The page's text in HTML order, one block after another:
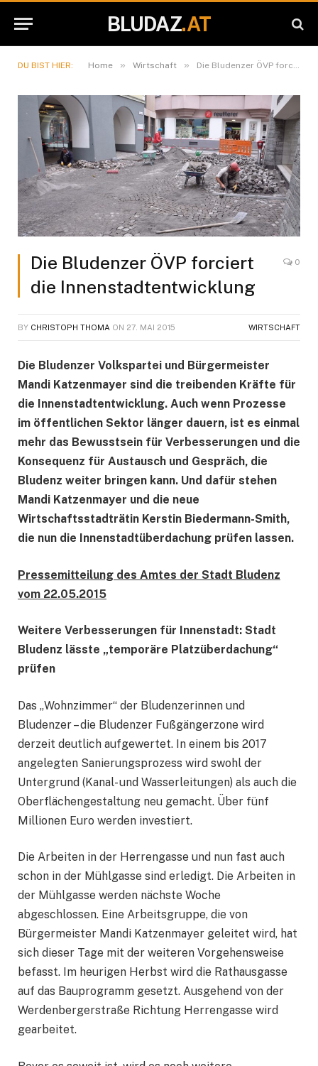
BLUDAZ.AT
DU BIST HIER: Home » Wirtschaft » Die Bludenzer ÖVP forciert die Innenstadtentwicklung
Die Bludenzer ÖVP forciert
die Innenstadtentwicklung
0
BY CHRISTOPH THOMA ON 27. MAI 2015 WIRTSCHAFT
Die Bludenzer Volkspartei und Bürgermeister
Mandi Katzenmayer sind die treibenden Kräfte für
die Innenstadtentwicklung. Auch wenn Prozesse
im öffentlichen Sektor länger dauern, ist es einmal
mehr das Bewusstsein für Verbesserungen und die
Konsequenz für Austausch und Gespräch, die
Bludenz weiter bringen kann. Und dafür stehen
Mandi Katzenmayer und die neue
Wirtschaftsstadträtin Kerstin Biedermann-Smith,
die nun die Innenstadtüberdachung prüfen lassen.
Pressemitteilung des Amtes der Stadt Bludenz
vom 22.05.2015
Weitere Verbesserungen für Innenstadt: Stadt
Bludenz lässte „temporäre Platzüberdachung“
prüfen
Das „Wohnzimmer“ der Bludenzerinnen und
Bludenzer – die Bludenzer Fußgängerzone wird
derzeit deutlich aufgewertet. In einem bis 2017
angelegten Sanierungsprozess wird swohl der
Untergrund (Kanal- und Wasserleitungen) als auch die
Oberflächengestaltung neu gemacht. Über fünf
Millionen Euro werden investiert.
Die Arbeiten in der Herrengasse und nun fast auch
schon in der Mühlgasse sind erledigt. Die Arbeiten in
der Mühlgasse werden nächste Woche
abgeschlossen. Eine Arbeitsgruppe, die von
Bürgermeister Mandi Katzenmayer geleitet wird, hat
sich dieser Tage mit der weiteren Vorgehensweise
befasst. Im heurigen Herbst wird die Rathausgasse
auf das Bauprogramm gesetzt. Ausgehend von der
Werdenbergerstraße Richtung Herrengasse wird
gearbeitet.